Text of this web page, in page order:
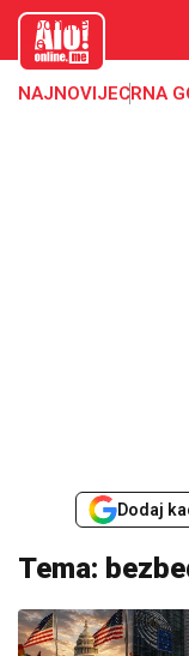
aloonline.
me
NAJNOVIJECRNA
Dodaj
Tema: